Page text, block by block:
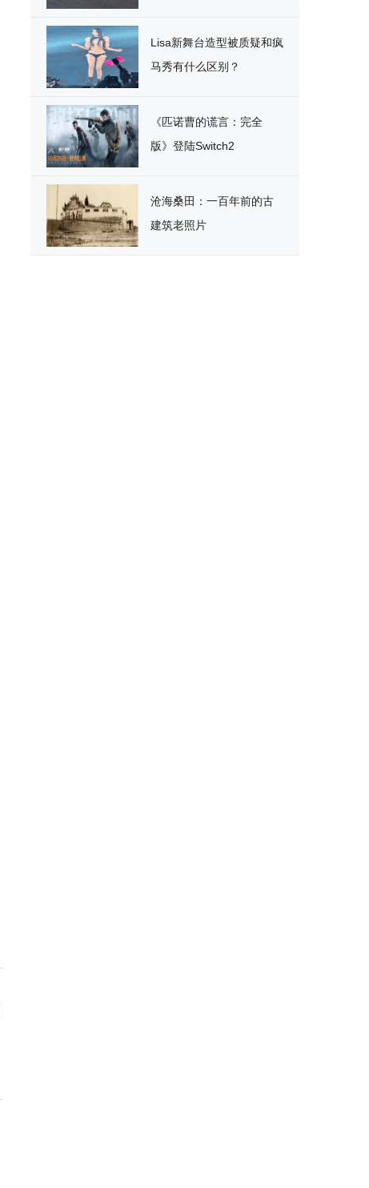
Lisa新舞台造型被质疑和疯
马秀有什么区别？
《匹诺曹的谎言：完全
版》登陆Switch2
沧海桑田：一百年前的古
建筑老照片